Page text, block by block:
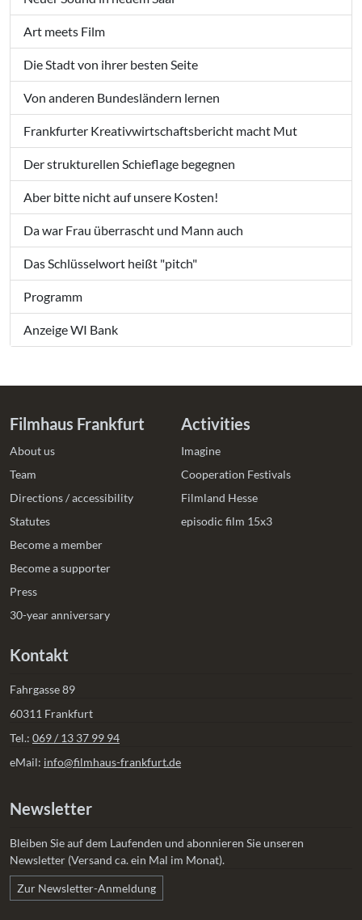
Art meets Film
Die Stadt von ihrer besten Seite
Von anderen Bundesländern lernen
Frankfurter Kreativwirtschaftsbericht macht Mut
Der strukturellen Schieflage begegnen
Aber bitte nicht auf unsere Kosten!
Da war Frau überrascht und Mann auch
Das Schlüsselwort heißt "pitch"
Programm
Anzeige WI Bank
Filmhaus Frankfurt
About us
Team
Directions / accessibility
Statutes
Become a member
Become a supporter
Press
30-year anniversary
Activities
Imagine
Cooperation Festivals
Filmland Hesse
episodic film 15x3
Kontakt
Fahrgasse 89
60311 Frankfurt
Tel.: 069 / 13 37 99 94
eMail: info@filmhaus-frankfurt.de
Newsletter
Bleiben Sie auf dem Laufenden und abonnieren Sie unseren
Newsletter (Versand ca. ein Mal im Monat).
Zur Newsletter-Anmeldung